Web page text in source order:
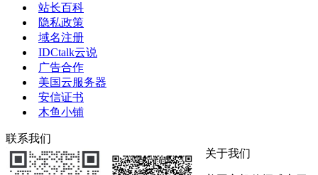
站长百科
隐私政策
域名注册
IDCtalk云说
广告合作
美国云服务器
安信证书
木鱼小铺
联系我们
关于我们